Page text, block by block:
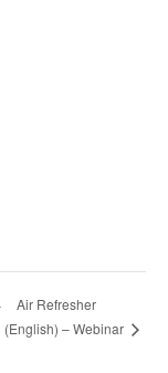
Air Refresher
(English) – Webinar